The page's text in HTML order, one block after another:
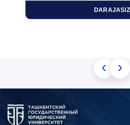
DARAJASIZ
‹ ›